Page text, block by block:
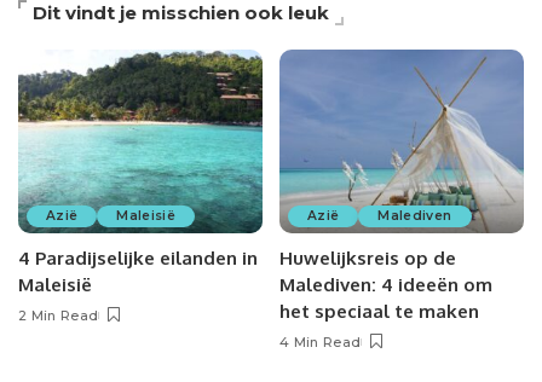
Dit vindt je misschien ook leuk
Azië Maleisië
4 Paradijselijke eilanden in
Maleisië
2 Min Read
Azië Malediven
Huwelijksreis op de
Malediven: 4 ideeën om
het speciaal te maken
4 Min Read